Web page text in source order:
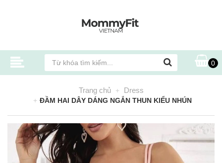
0
Trang chủ Dress
ĐẦM HAI DÂY DÁNG NGẮN THUN KIỂU NHÚN